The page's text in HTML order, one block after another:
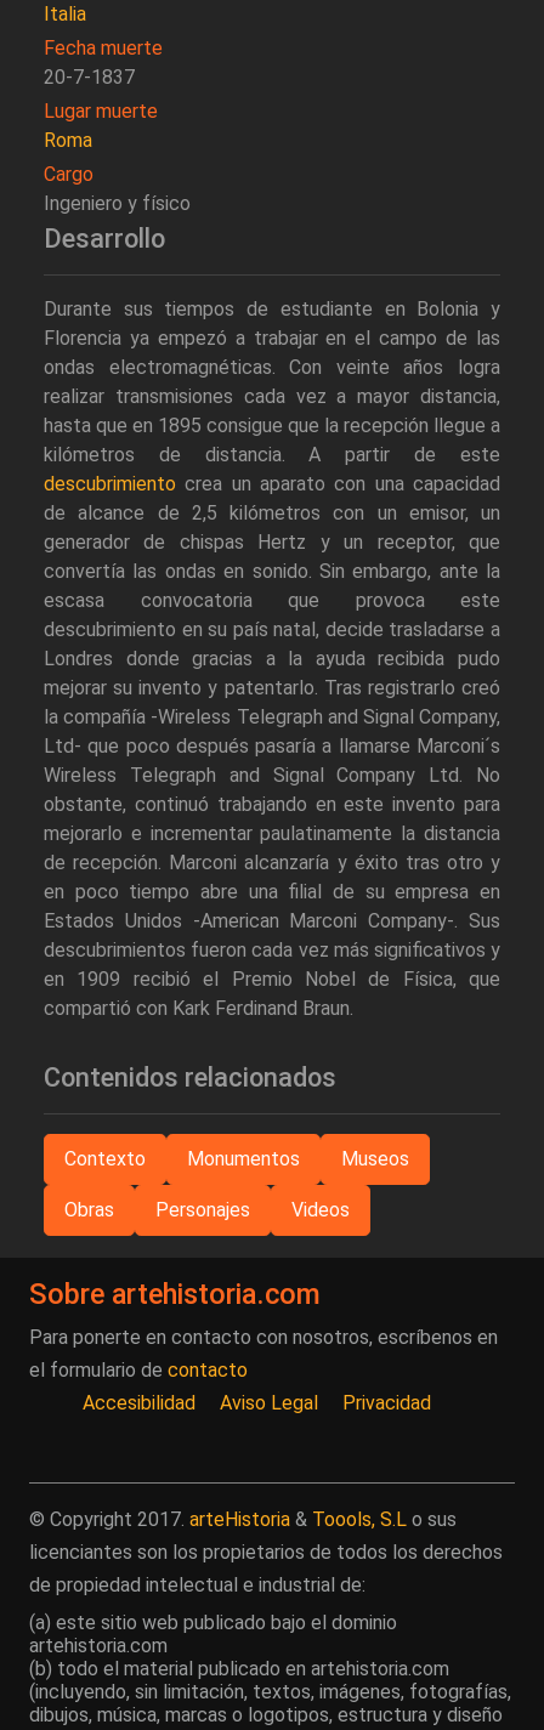
Italia
Fecha muerte
20-7-1837
Lugar muerte
Roma
Cargo
Ingeniero y físico
Desarrollo
Durante sus tiempos de estudiante en Bolonia y
Florencia ya empezó a trabajar en el campo de las
ondas electromagnéticas. Con veinte años logra
realizar transmisiones cada vez a mayor distancia,
hasta que en 1895 consigue que la recepción llegue a
kilómetros de distancia. A partir de este
descubrimiento crea un aparato con una capacidad
de alcance de 2,5 kilómetros con un emisor, un
generador de chispas Hertz y un receptor, que
convertía las ondas en sonido. Sin embargo, ante la
escasa convocatoria que provoca este
descubrimiento en su país natal, decide trasladarse a
Londres donde gracias a la ayuda recibida pudo
mejorar su invento y patentarlo. Tras registrarlo creó
la compañía -Wireless Telegraph and Signal Company,
Ltd- que poco después pasaría a llamarse Marconi´s
Wireless Telegraph and Signal Company Ltd. No
obstante, continuó trabajando en este invento para
mejorarlo e incrementar paulatinamente la distancia
de recepción. Marconi alcanzaría y éxito tras otro y
en poco tiempo abre una filial de su empresa en
Estados Unidos -American Marconi Company-. Sus
descubrimientos fueron cada vez más significativos y
en 1909 recibió el Premio Nobel de Física, que
compartió con Kark Ferdinand Braun.
Contenidos relacionados
Contexto Monumentos Museos
Obras Personajes Videos
Sobre artehistoria.com
Para ponerte en contacto con nosotros, escríbenos en
el formulario de contacto
Accesibilidad
Aviso Legal Privacidad
© Copyright 2017. arteHistoria & Toools, S.L o sus
licenciantes son los propietarios de todos los derechos
de propiedad intelectual e industrial de:
(a) este sitio web publicado bajo el dominio
artehistoria.com
(b) todo el material publicado en artehistoria.com
(incluyendo, sin limitación, textos, imágenes, fotografías,
dibujos, música, marcas o logotipos, estructura y diseño